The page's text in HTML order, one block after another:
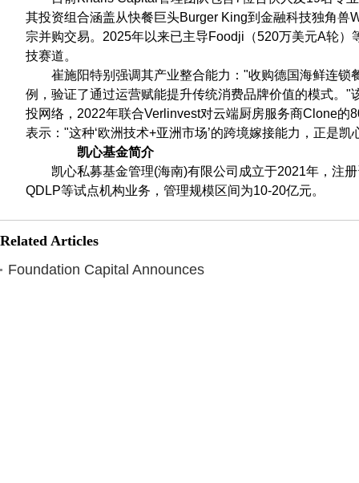
其投资组合涵盖从快餐巨头Burger King到金融科技独角兽
宗并购交易。2025年以来已主导Foodji（520万美元A轮
技赛道。
崔施阳特别强调其产业整合能力："收购德国海鲜连
例，验证了通过运营赋能提升传统消费品牌价值的模式。
投网络，2022年联合Verlinvest对云端厨房服务商Clone的
表示："这种‘欧洲技术+亚洲市场’的跨境嫁接能力，正是
凯心基金简介
凯心私募基金管理(海南)有限公司成立于2021年，注
QDLP等试点机构业务，管理规模区间为10-20亿元。
Related Articles
Foundation Capital Announces